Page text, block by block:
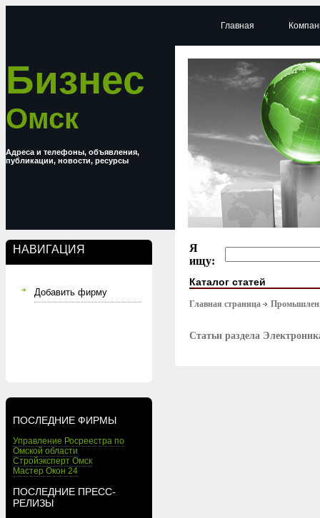
Бизнес
Омск
Адреса и телефоны, объявления,
публикации, новости, ресурсы
НАВИГАЦИЯ
Добавить фирму
ПОСЛЕДНИЕ ФИРМЫ
Управление Росреестра по
Омской области
Стройэксперт Омск
Мастер Окон 24
ПОСЛЕДНИЕ ПРЕСС-
РЕЛИЗЫ
Главная
Я
ищу:
Каталог статей
Главная страница
Статьи раздела